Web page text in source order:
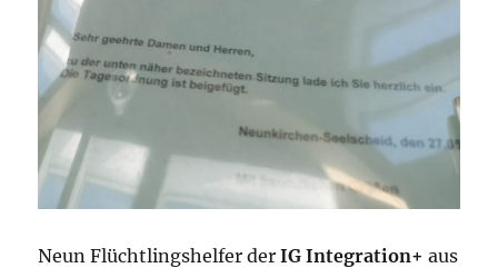
Neun Flüchtlingshelfer derIG Integration+ aus